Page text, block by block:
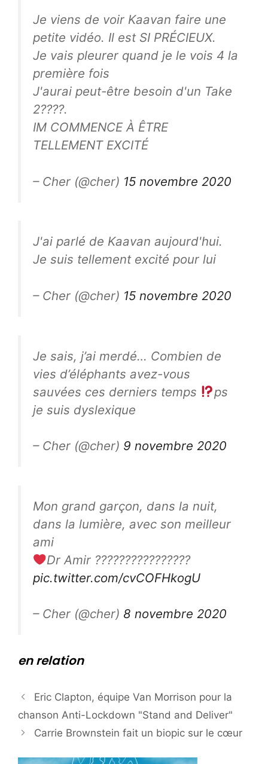
Je viens de voir Kaavan faire une
petite vidéo. Il est SI PRÉCIEUX.
Je vais pleurer quand je le vois 4 la
première fois
J'aurai peut-être besoin d'un Take
2????.
IM COMMENCE À ÊTRE
TELLEMENT EXCITÉ
– Cher (@cher) 15 novembre 2020
J'ai parlé de Kaavan aujourd'hui.
Je suis tellement excité pour lui
– Cher (@cher) 15 novembre 2020
Je sais, j’ai merdé… Combien de
vies d’éléphants avez-vous
sauvées ces derniers temps
ps
je suis dyslexique
– Cher (@cher) 9 novembre 2020
Mon grand garçon, dans la nuit,
dans la lumière, avec son meilleur
ami
Dr Amir ????????????????
pic.twitter.com/cvCOFHkogU
– Cher (@cher) 8 novembre 2020
en relation
Eric Clapton, équipe Van Morrison pour la
chanson Anti-Lockdown "Stand and Deliver"
Carrie Brownstein fait un biopic sur le cœur